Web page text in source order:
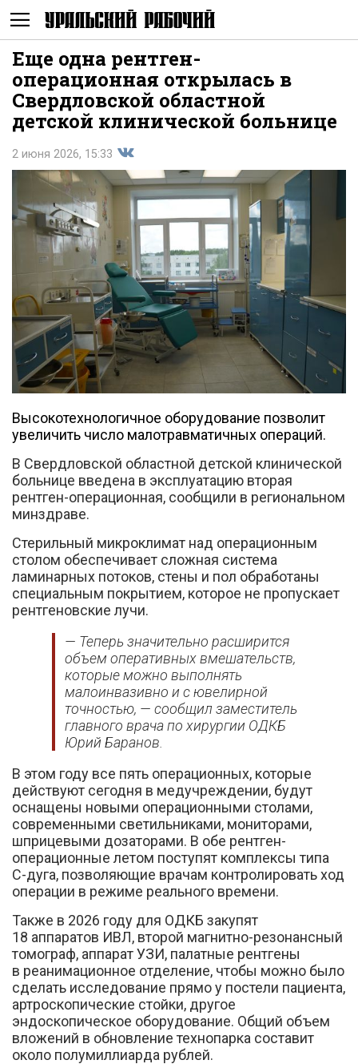
Не
показывать
Еще одна рентген-
операционная открылась в
Свердловской областной
детской клинической больнице
2 июня 2026, 15:33
Поделиться
во
Вконтакте
Высокотехнологичное оборудование позволит
увеличить число малотравматичных операций.
В Свердловской областной детской клинической
больнице введена в эксплуатацию вторая
рентген-операционная, сообщили в региональном
минздраве.
Стерильный микроклимат над операционным
столом обеспечивает сложная система
ламинарных потоков, стены и пол обработаны
специальным покрытием, которое не пропускает
рентгеновские лучи.
— Теперь значительно расширится
объем оперативных вмешательств,
которые можно выполнять
малоинвазивно и с ювелирной
точностью, — сообщил заместитель
главного врача по хирургии ОДКБ
Юрий Баранов.
В этом году все пять операционных, которые
действуют сегодня в медучреждении, будут
оснащены новыми операционными столами,
современными светильниками, мониторами,
шприцевыми дозаторами. В обе рентген-
операционные летом поступят комплексы типа
С-дуга, позволяющие врачам контролировать ход
операции в режиме реального времени.
Также в 2026 году для ОДКБ закупят
18 аппаратов ИВЛ, второй магнитно-резонансный
томограф, аппарат УЗИ, палатные рентгены
в реанимационное отделение, чтобы можно было
сделать исследование прямо у постели пациента,
артроскопические стойки, другое
эндоскопическое оборудование. Общий объем
вложений в обновление технопарка составит
около полумиллиарда рублей.